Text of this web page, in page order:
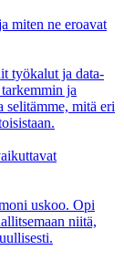
miten ne eroavat
työkalut ja data-
ja
selitämme, mitä eri
uskoo. Opi
niitä,